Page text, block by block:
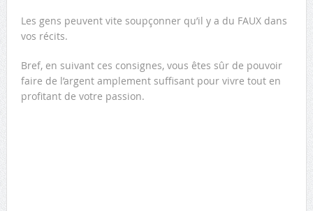
Les gens peuvent vite soupçonner qu’il y a du FAUX dans
vos récits.
Bref, en suivant ces consignes, vous êtes sûr de pouvoir
faire de l’argent amplement suffisant pour vivre tout en
profitant de votre passion.